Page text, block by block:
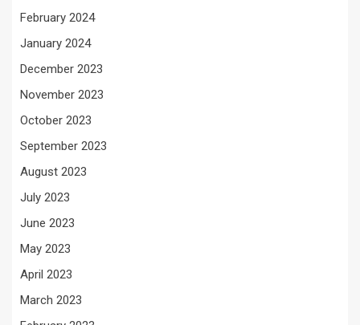
February 2024
January 2024
December 2023
November 2023
October 2023
September 2023
August 2023
July 2023
June 2023
May 2023
April 2023
March 2023